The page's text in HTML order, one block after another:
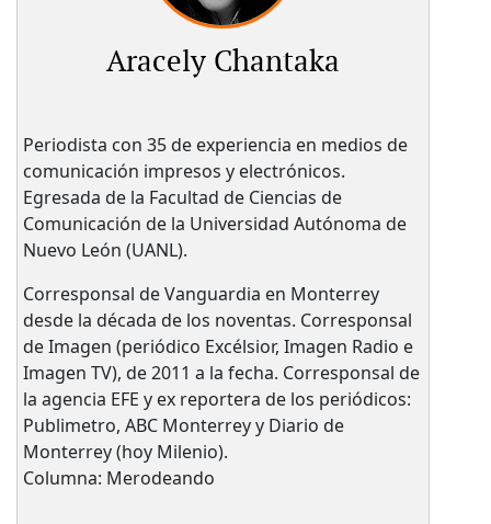
Aracely Chantaka
Periodista con 35 de experiencia en medios de
comunicación impresos y electrónicos.
Egresada de la Facultad de Ciencias de
Comunicación de la Universidad Autónoma de
Nuevo León (UANL).
Corresponsal de Vanguardia en Monterrey
desde la década de los noventas. Corresponsal
de Imagen (periódico Excélsior, Imagen Radio e
Imagen TV), de 2011 a la fecha. Corresponsal de
la agencia EFE y ex reportera de los periódicos:
Publimetro, ABC Monterrey y Diario de
Monterrey (hoy Milenio).
Columna: Merodeando